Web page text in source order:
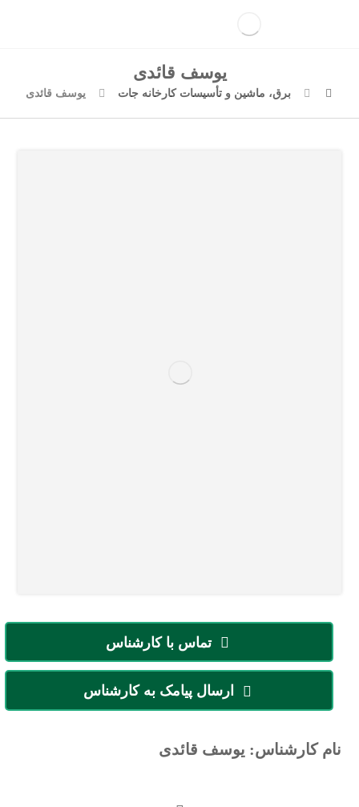
یوسف قائدی
برق، ماشین و تأسیسات کارخانه جات یوسف قائدی
تماس با کارشناس
ارسال پیامک به کارشناس
نام کارشناس: یوسف قائدی